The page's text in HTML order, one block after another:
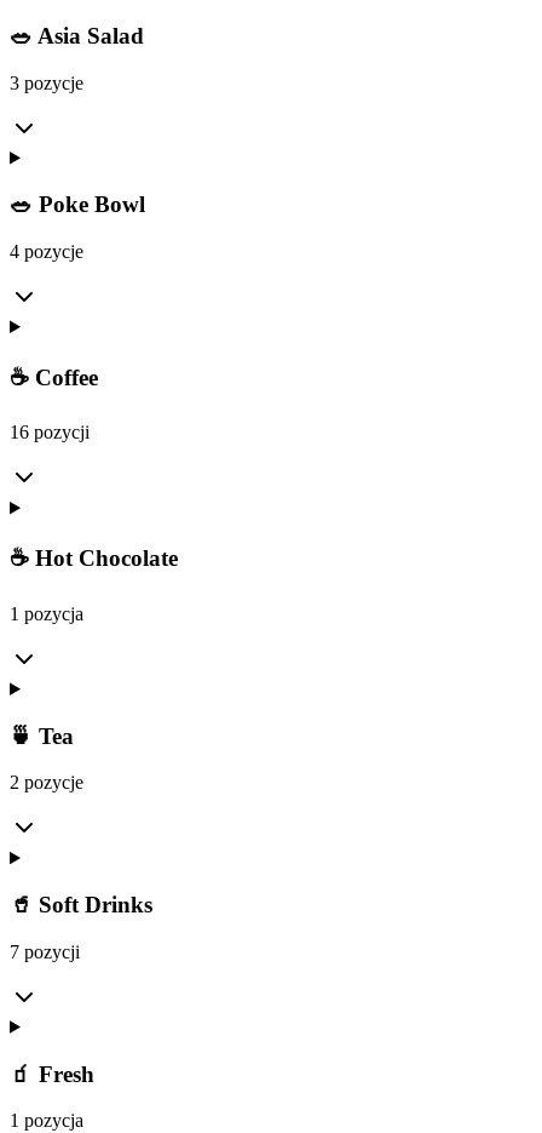
🥗 Asia Salad
3 pozycje
🥗 Poke Bowl
4 pozycje
☕ Coffee
16 pozycji
☕ Hot Chocolate
1 pozycja
🍵 Tea
2 pozycje
🥤 Soft Drinks
7 pozycji
🧃 Fresh
1 pozycja